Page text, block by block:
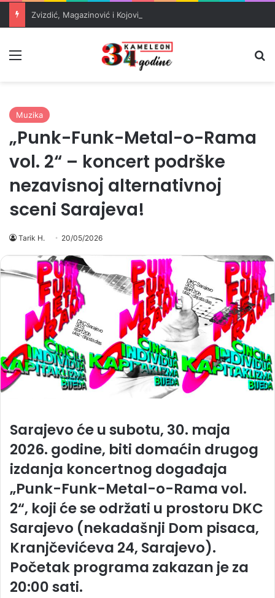
Muzika
„Punk-Funk-Metal-o-Rama
vol. 2“ – koncert podrške
nezavisnoj alternativnoj
sceni Sarajeva!
Tarik H. 20/05/2026
Sarajevo će u subotu, 30. maja
2026. godine, biti domaćin drugog
izdanja koncertnog događaja
„Punk-Funk-Metal-o-Rama vol.
2“, koji će se održati u prostoru DKC
Sarajevo (nekadašnji Dom pisaca,
Kranjčevićeva 24, Sarajevo).
Početak programa zakazan je za
20:00 sati.